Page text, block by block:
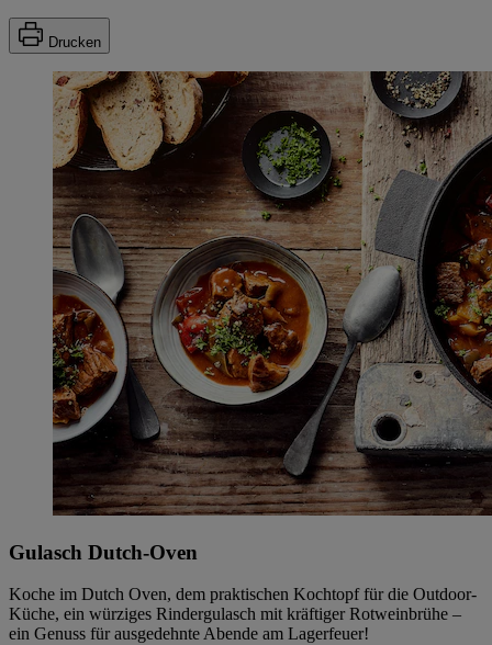
Drucken
Gulasch Dutch-Oven
Koche im Dutch Oven, dem praktischen Kochtopf für die Outdoor-
Küche, ein würziges Rindergulasch mit kräftiger Rotweinbrühe –
ein Genuss für ausgedehnte Abende am Lagerfeuer!